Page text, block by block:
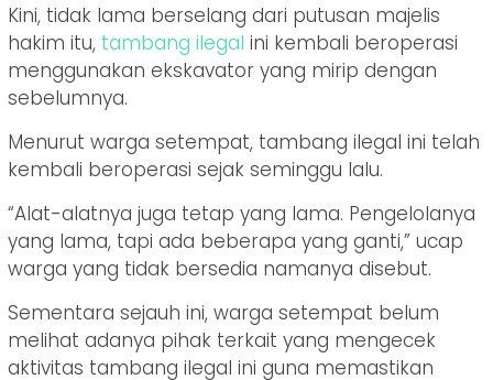
Kini, tidak lama berselang dari putusan majelis
hakim itu, tambang ilegal ini kembali beroperasi
menggunakan ekskavator yang mirip dengan
sebelumnya.
Menurut warga setempat, tambang ilegal ini telah
kembali beroperasi sejak seminggu lalu.
“Alat-alatnya juga tetap yang lama. Pengelolanya
yang lama, tapi ada beberapa yang ganti,” ucap
warga yang tidak bersedia namanya disebut.
Sementara sejauh ini, warga setempat belum
melihat adanya pihak terkait yang mengecek
aktivitas tambang ilegal ini guna memastikan